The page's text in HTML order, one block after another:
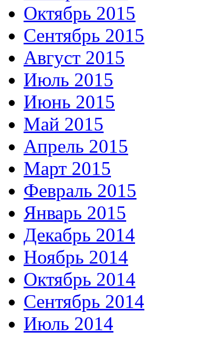
Октябрь 2015
Сентябрь 2015
Август 2015
Июль 2015
Июнь 2015
Май 2015
Апрель 2015
Март 2015
Февраль 2015
Январь 2015
Декабрь 2014
Ноябрь 2014
Октябрь 2014
Сентябрь 2014
Июль 2014